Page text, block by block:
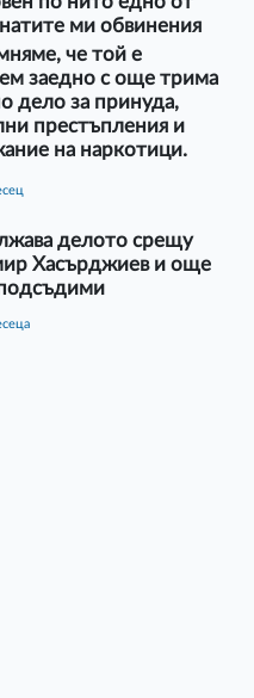
ми обвинения
че той е
заедно с още трима
дело за принуда,
престъпления и
на наркотици.
делото срещу
Хасърджиев и още